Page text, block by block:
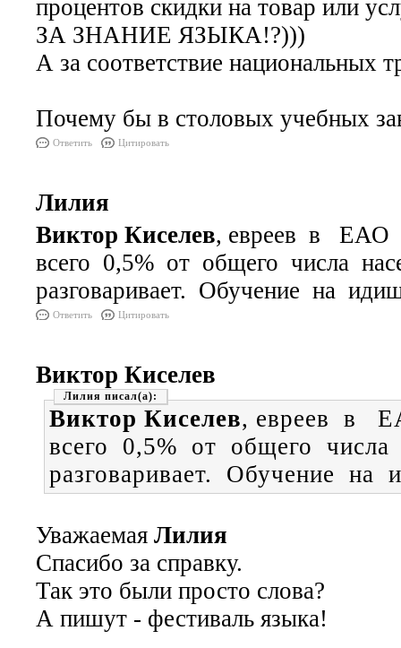
процентов скидки на товар или
ЗА ЗНАНИЕ ЯЗЫКА!?)))
А за соответствие национальных
Почему бы в столовых учебных
Ответить Цитировать
Лилия
Виктор Киселев, евреев в ЕАО
всего 0,5% от общего числа
разговаривает. Обучение на
Ответить Цитировать
Виктор Киселев
Лилия
Виктор Киселев, евреев в
всего 0,5% от общего
разговаривает. Обучение на
Уважаемая Лилия
Спасибо за справку.
Так это были просто слова?
А пишут - фестиваль языка!